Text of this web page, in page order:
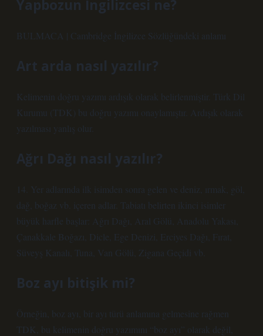
Yapbozun İngilizcesi ne?
BULMACA | Cambridge İngilizce Sözlüğündeki anlamı
Art arda nasıl yazılır?
Kelimenin doğru yazımı ardışık olarak belirlenmiştir. Türk Dil
Kurumu (TDK) bu doğru yazımı onaylamıştır. Ardışık olarak
yazılması yanlış olur.
Ağrı Dağı nasıl yazılır?
14. Yer adlarında ilk isimden sonra gelen ve deniz, ırmak, göl,
dağ, boğaz vb. içeren adlar. Tabiatı belirten ikinci isimler
büyük harfle başlar: Ağrı Dağı, Aral Gölü, Anadolu Yakası,
Çanakkale Boğazı, Dicle, Ege Denizi, Erciyes Dağı, Fırat,
Süveyş Kanalı, Tuna, Van Gölü, Zigana Geçidi vb.
Boz ayı bitişik mi?
Örneğin, boz ayı, bir ayı türü anlamına gelmesine rağmen
TDK, bu kelimenin doğru yazımını “boz ayı” olarak değil,